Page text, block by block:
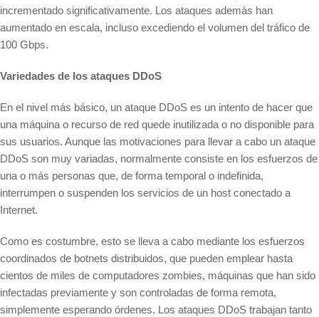
incrementado significativamente. Los ataques además han
aumentado en escala, incluso excediendo el volumen del tráfico de
100 Gbps.
Variedades de los ataques DDoS
En el nivel más básico, un ataque DDoS es un intento de hacer que
una máquina o recurso de red quede inutilizada o no disponible para
sus usuarios. Aunque las motivaciones para llevar a cabo un ataque
DDoS son muy variadas, normalmente consiste en los esfuerzos de
una o más personas que, de forma temporal o indefinida,
interrumpen o suspenden los servicios de un host conectado a
Internet.
Como es costumbre, esto se lleva a cabo mediante los esfuerzos
coordinados de botnets distribuidos, que pueden emplear hasta
cientos de miles de computadores zombies, máquinas que han sido
infectadas previamente y son controladas de forma remota,
simplemente esperando órdenes. Los ataques DDoS trabajan tanto